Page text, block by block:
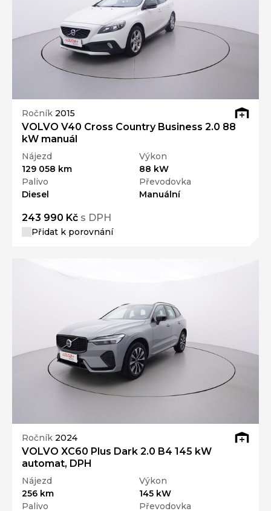
Ročník 2015
VOLVO V40 Cross Country Business 2.0 88
kW manuál
Nájezd
129 058 km
Výkon
88 kW
Palivo
Diesel
Převodovka
Manuální
243 990 Kč s DPH
Přidat k porovnání
Ročník 2024
VOLVO XC60 Plus Dark 2.0 B4 145 kW
automat, DPH
Nájezd
256 km
Výkon
145 kW
Palivo
Převodovka